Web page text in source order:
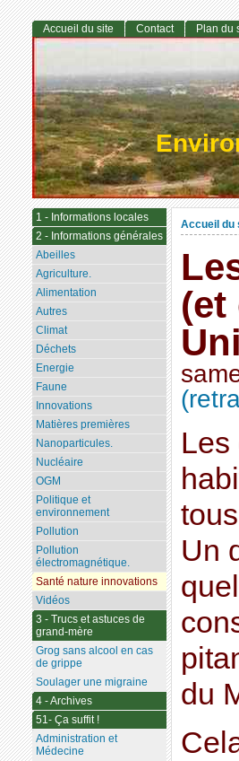
Accueil du
(et
Les
Un
du
Accueil du site Contact Plan du
1 - Informations locales
2 - Informations générales
Abeilles
Agriculture.
Alimentation
Autres
Climat
Déchets
Energie
Faune
Innovations
Matières premières
Nanoparticules.
Nucléaire
OGM
Politique et
environnement
Pollution
Pollution
électromagnétique.
Santé nature innovations
Vidéos
3 - Trucs et astuces de
grand-mère
Grog sans alcool en cas
de grippe
Soulager une migraine
4 - Archives
51- Ça suffit !
Administration et
Médecine